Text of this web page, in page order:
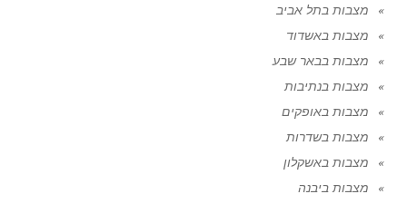
מצבות בתל אביב
מצבות באשדוד
מצבות בבאר שבע
מצבות בנתיבות
מצבות באופקים
מצבות בשדרות
מצבות באשקלון
מצבות ביבנה